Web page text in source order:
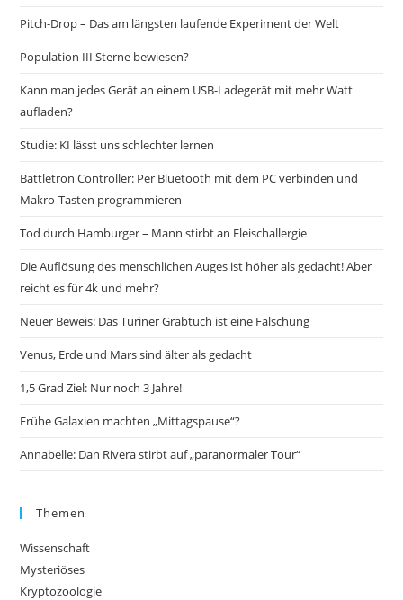
Pitch-Drop – Das am längsten laufende Experiment der Welt
Population III Sterne bewiesen?
Kann man jedes Gerät an einem USB-Ladegerät mit mehr Watt
aufladen?
Studie: KI lässt uns schlechter lernen
Battletron Controller: Per Bluetooth mit dem PC verbinden und
Makro-Tasten programmieren
Tod durch Hamburger – Mann stirbt an Fleischallergie
Die Auflösung des menschlichen Auges ist höher als gedacht! Aber
reicht es für 4k und mehr?
Neuer Beweis: Das Turiner Grabtuch ist eine Fälschung
Venus, Erde und Mars sind älter als gedacht
1,5 Grad Ziel: Nur noch 3 Jahre!
Frühe Galaxien machten „Mittagspause“?
Annabelle: Dan Rivera stirbt auf „paranormaler Tour“
Themen
Wissenschaft
Mysteriöses
Kryptozoologie